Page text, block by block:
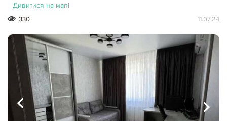
Дивитися на мапі
330 11.07.24